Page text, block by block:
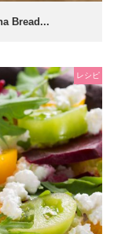
Bread...
レシピ